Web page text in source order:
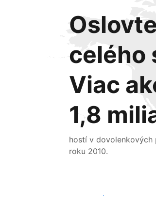
celého
Viac
1,8
hostí v dovolenkových
roku 2010.
Osloviť nových hostí